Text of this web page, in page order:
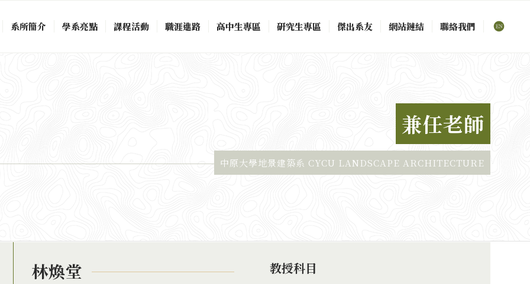
系所簡介 學系亮點 課程活動 職涯進路 高中生專區 研究生專區 傑出系友 網站鏈結 聯絡我們
兼任老師
中原大學地景建築系 CYCU LANDSCAPE ARCHITECTURE
林煥堂 教授科目